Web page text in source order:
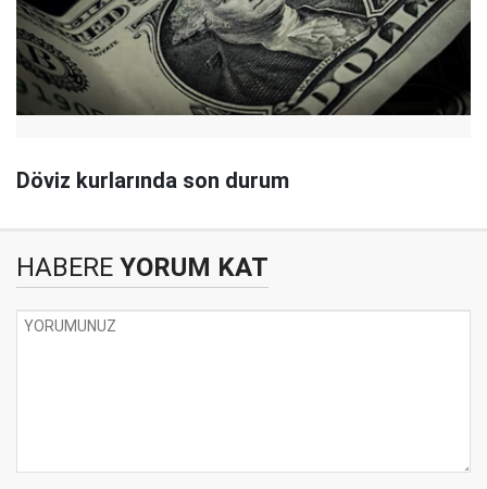
Döviz kurlarında son durum
HABERE YORUM KAT